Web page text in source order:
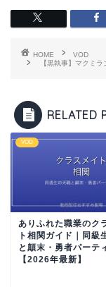
HOME
VOD
【黒執事】マクミ
RELATED
VOD
ありふれた職業のク
ト相関ガイド｜同級
と顛末・勇者パーテ
【2026年最新】